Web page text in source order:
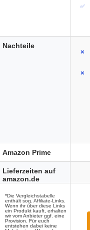
Nachteile
Amazon Prime
Lieferzeiten auf
amazon.de
*Die Vergleichstabelle
enthält sog. Affiliate-Links.
Wenn ihr über diese Links
ein Produkt kauft, erhalten
wir vom Anbieter ggf. eine
Provision. Für euch
entstehen dabei keine